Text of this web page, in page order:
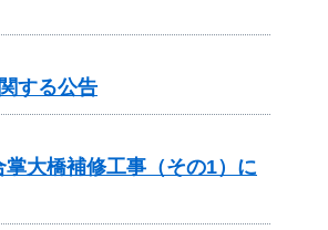
する公告
大橋補修工事（その1）に